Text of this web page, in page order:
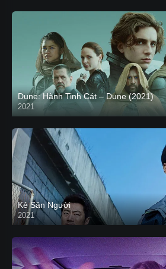
Dune: Hành Tinh Cát – Dune (2021)
2021
HD VIETSUB
Kẻ Săn Người
2021